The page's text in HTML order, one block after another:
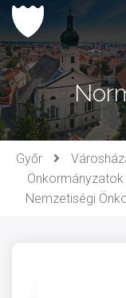
Ugrás
tartalomhoz
Győr
Önkormányzatok
Nemzetiségi